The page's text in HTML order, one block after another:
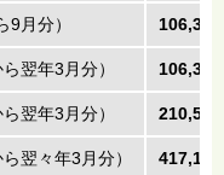
9月分）
翌年3月分）
翌年3月分）
翌々年3月分）